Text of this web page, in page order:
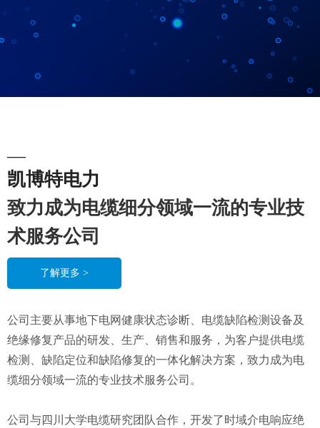
—
凯博特电力
致力成为电缆细分领域一流的专业技
术服务公司
公司主要从事地下电网健康状态诊断、电缆缺陷检测设备及
绝缘修复产品的研发、生产、销售和服务，为客户提供电缆
检测、缺陷定位和缺陷修复的一体化解决方案，致力成为电
缆细分领域一流的专业技术服务公司。
公司与四川大学电缆研究团队合作，开发了时域介电响应绝
了解更多 >